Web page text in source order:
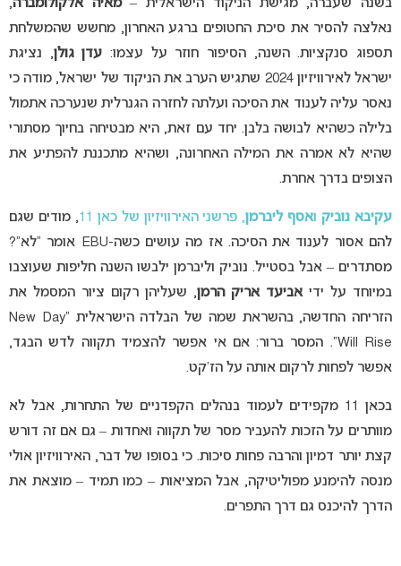
בשנה שעברה, מגישת הניקוד הישראלית –מאיה אלקולומברה,
נאלצה להסיר את סיכת החטופים ברגע האחרון, מחשש שהמשלחת
תספוג סנקציות. השנה, הסיפור חוזר על עצמו: עדן גולן, נציגת
ישראל לאירוויזיון 2024 שתגיש הערב את הניקוד של ישראל, מודה כי
נאסר עליה לענוד את הסיכה ועלתה לחזרה הגנרלית שנערכה אתמול
בלילה כשהיא לבושה בלבן. יחד עם זאת, היא מבטיחה בחיוך מסתורי
שהיא לא אמרה את המילה האחרונה, ושהיא מתכננת להפתיע את
הצופים בדרך אחרת.
עקיבא נוביק ואסף ליברמן, פרשני האירוויזיון של כאן 11
, מודים שגם
להם אסור לענוד את הסיכה. אז מה עושים כשה-EBU אומר “לא”?
מסתדרים – אבל בסטייל. נוביק וליברמן ילבשו השנה חליפות שעוצבו
במיוחד על ידיאביעד אריק הרמן, שעליהן רקום ציור המסמל את
הזריחה החדשה, בהשראת שמה של הבלדה הישראלית “New Day
Will Rise”. המסר ברור: אם אי אפשר להצמיד תקווה לדש הבגד,
אפשר לפחות לרקום אותה על הז’קט.
בכאן 11 מקפידים לעמוד בנהלים הקפדניים של התחרות, אבל לא
מוותרים על הזכות להעביר מסר של תקווה ואחדות – גם אם זה דורש
קצת יותר דמיון והרבה פחות סיכות. כי בסופו של דבר, האירוויזיון אולי
מנסה להימנע מפוליטיקה, אבל המציאות – כמו תמיד – מוצאת את
הדרך להיכנס גם דרך התפרים.